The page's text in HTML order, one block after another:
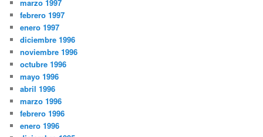
marzo 1997
febrero 1997
enero 1997
diciembre 1996
noviembre 1996
octubre 1996
mayo 1996
abril 1996
marzo 1996
febrero 1996
enero 1996